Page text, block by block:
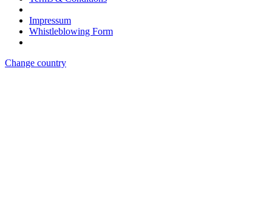
Impressum
Whistleblowing Form
Change country